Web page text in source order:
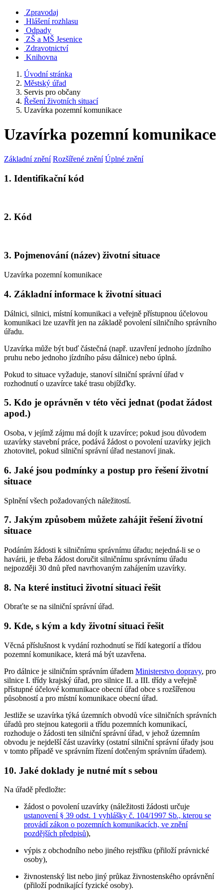
Zpravodaj
Hlášení rozhlasu
Odpady
ZŠ a MŠ Jesenice
Zdravotnictví
Knihovna
Úvodní stránka
Městský úřad
Servis pro občany
Řešení životních situací
Uzavírka pozemní komunikace
Uzavírka pozemní komunikace
Základní znění Rozšířené znění Úplné znění
1. Identifikační kód
2. Kód
3. Pojmenování (název) životní situace
Uzavírka pozemní komunikace
4. Základní informace k životní situaci
Dálnici, silnici, místní komunikaci a veřejně přístupnou účelovou
komunikaci lze uzavřít jen na základě povolení silničního správního
úřadu.
Uzavírka může být buď částečná (např. uzavření jednoho jízdního
pruhu nebo jednoho jízdního pásu dálnice) nebo úplná.
Pokud to situace vyžaduje, stanoví silniční správní úřad v
rozhodnutí o uzavírce také trasu objížďky.
5. Kdo je oprávněn v této věci jednat (podat žádost
apod.)
Osoba, v jejímž zájmu má dojít k uzavírce; pokud jsou důvodem
uzavírky stavební práce, podává žádost o povolení uzavírky jejich
zhotovitel, pokud silniční správní úřad nestanoví jinak.
6. Jaké jsou podmínky a postup pro řešení životní
situace
Splnění všech požadovaných náležitostí.
7. Jakým způsobem můžete zahájit řešení životní
situace
Podáním žádosti k silničnímu správnímu úřadu; nejedná-li se o
havárii, je třeba žádost doručit silničnímu správnímu úřadu
nejpozději 30 dnů před navrhovaným zahájením uzavírky.
8. Na které instituci životní situaci řešit
Obraťte se na silniční správní úřad.
9. Kde, s kým a kdy životní situaci řešit
Věcná příslušnost k vydání rozhodnutí se řídí kategorií a třídou
pozemní komunikace, která má být uzavřena.
Pro dálnice je silničním správním úřadem Ministerstvo dopravy, pro
silnice I. třídy krajský úřad, pro silnice II. a III. třídy a veřejně
přístupné účelové komunikace obecní úřad obce s rozšířenou
působností a pro místní komunikace obecní úřad.
Jestliže se uzavírka týká územních obvodů více silničních správních
úřadů pro stejnou kategorii a třídu pozemních komunikací,
rozhoduje o žádosti ten silniční správní úřad, v jehož územním
obvodu je nejdelší část uzavírky (ostatní silniční správní úřady jsou
v tomto případě ve správním řízení dotčeným správním úřadem).
10. Jaké doklady je nutné mít s sebou
Na úřadě předložte:
žádost o povolení uzavírky (náležitosti žádosti určuje
ustanovení § 39 odst. 1 vyhlášky č. 104/1997 Sb., kterou se
provádí zákon o pozemních komunikacích, ve znění
pozdějších předpisů),
výpis z obchodního nebo jiného rejstříku (přiloží právnické
osoby),
živnostenský list nebo jiný průkaz živnostenského oprávnění
(přiloží podnikající fyzické osoby).